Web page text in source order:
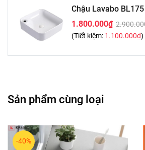
Chậu Lavabo BL175
1.800.000₫
(Tiết kiệm: 1.100.000₫)
Sản phẩm cùng loại
-40%